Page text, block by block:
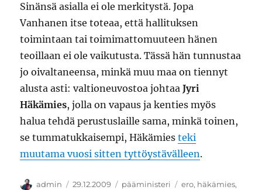
Sinänsä asialla ei ole merkitystä. Jopa
Vanhanen itse toteaa, että hallituksen
toimintaan tai toimimattomuuteen hänen
teoillaan ei ole vaikutusta. Tässä hän tunnustaa
jo oivaltaneensa, minkä muu maa on tiennyt
alusta asti: valtioneuvostoa johtaaJyri
Häkämies, jolla on vapaus ja kenties myös
halua tehdä perustuslaille sama, minkä toinen,
se tummatukkaisempi, Häkämiesteki
muutama vuosi sitten tyttöystävälleen.
Kirjoittaja
admin Julkaistu
29.12.2009 Kategoriat
pääministeri Avainsanat
ero, häkämies,